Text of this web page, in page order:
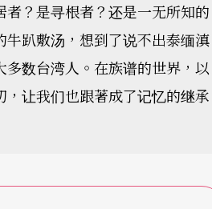
？是寻根者？还是一无所知的
趴敷汤，想到了说不出泰缅滇
数台湾人。在族谱的世界，以
让我们也跟著成了记忆的继承